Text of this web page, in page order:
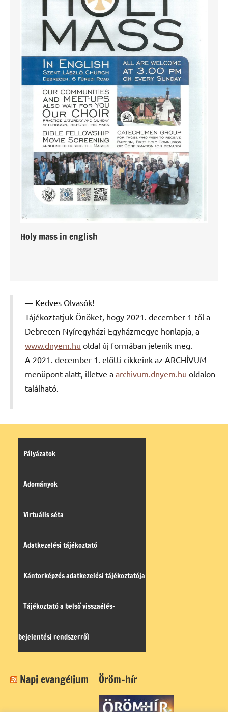
Holy mass in english
Kedves Olvasók!
Tájékoztatjuk Önöket, hogy 2021. december 1-től a
Debrecen-Nyíregyházi Egyházmegye honlapja, a
www.dnyem.hu oldal új formában jelenik meg.
A 2021. december 1. előtti cikkeink az ARCHÍVUM
menüpont alatt, illetve a archivum.dnyem.hu oldalon
található.
Pályázatok
Adományok
Virtuális séta
Adatkezelési tájékoztató
Kántorképzés adatkezelési tájékoztatója
Tájékoztató a belső visszaélés-
bejelentési rendszerről
Napi evangélium Öröm-hír